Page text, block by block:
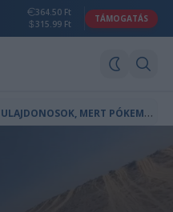
364.50 Ft
315.99 Ft
TÁMOGATÁS
F
ELHÁBORODTAK A BMW-TULAJDONOSOK, MERT PÓKEMBER-REKLÁM JELENT MEG AZ AUTÓIK FEDÉLZETI KÉPERNYŐJÉN